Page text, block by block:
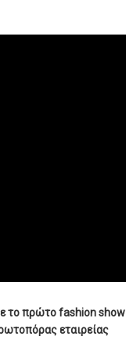
το πρώτο fashion show
εταιρείας